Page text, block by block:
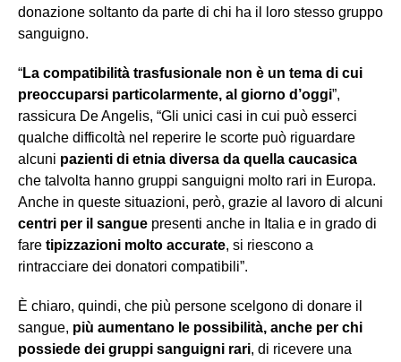
donazione soltanto da parte di chi ha il loro stesso gruppo
sanguigno.
“La compatibilità trasfusionale non è un tema di cui
preoccuparsi particolarmente, al giorno d’oggi”,
rassicura De Angelis, “Gli unici casi in cui può esserci
qualche difficoltà nel reperire le scorte può riguardare
alcuni pazienti di etnia diversa da quella caucasica
che talvolta hanno gruppi sanguigni molto rari in Europa.
Anche in queste situazioni, però, grazie al lavoro di alcuni
centri per il sangue presenti anche in Italia e in grado di
fare tipizzazioni molto accurate, si riescono a
rintracciare dei donatori compatibili”.
È chiaro, quindi, che più persone scelgono di donare il
sangue, più aumentano le possibilità, anche per chi
possiede dei gruppi sanguigni rari, di ricevere una